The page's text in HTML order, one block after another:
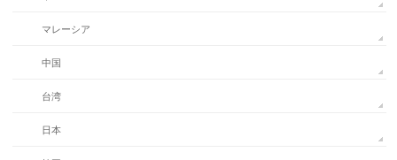
マレーシア
中国
台湾
日本